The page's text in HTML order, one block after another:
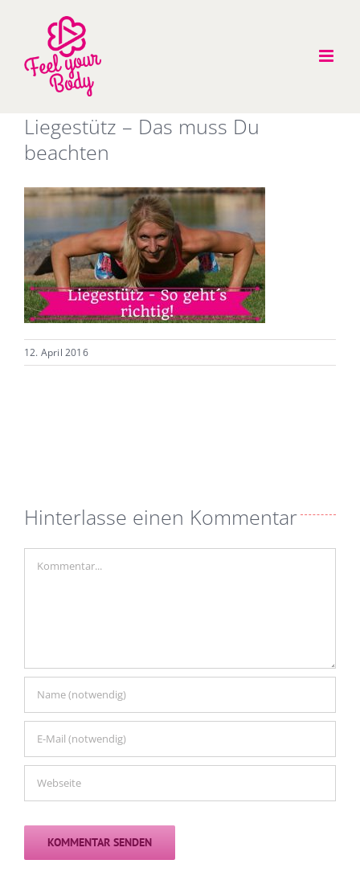
springen
Liegestütz – Das muss Du
beachten
12. April 2016
Hinterlasse einen Kommentar